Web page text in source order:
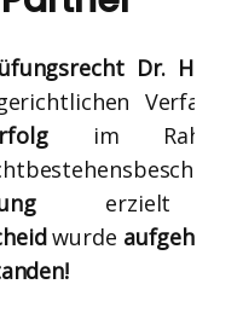
Dr.
im
erzielt
wurde